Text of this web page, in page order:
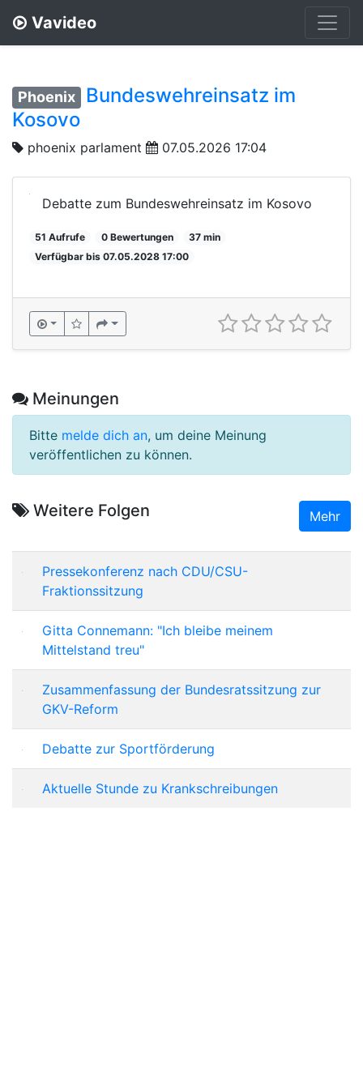
Vavideo
Phoenix
Bundeswehreinsatz im
Kosovo
phoenix parlament 07.05.2026 17:04
Debatte zum Bundeswehreinsatz im Kosovo
51 Aufrufe 0 Bewertungen
37 min
Verfügbar bis 07.05.2028 17:00
Meinungen
Bitte melde dich an, um deine Meinung
veröffentlichen zu können.
Weitere Folgen Mehr
Pressekonferenz nach CDU/CSU-
Fraktionssitzung
Gitta Connemann: "Ich bleibe meinem
Mittelstand treu"
Zusammenfassung der Bundesratssitzung zur
GKV-Reform
Debatte zur Sportförderung
Aktuelle Stunde zu Krankschreibungen